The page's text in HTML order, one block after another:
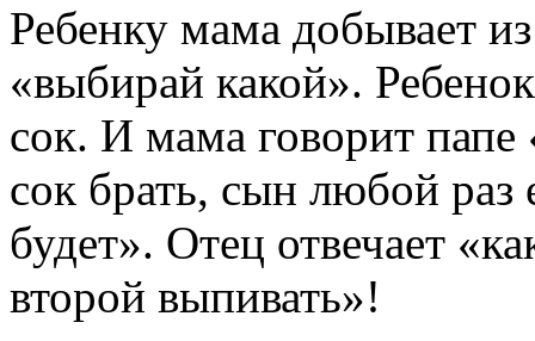
Ребенку мама добывает
«выбирай какой».
сок. И мама говорит
сок брать, сын любой раз
будет». Отец отвечает
второй выпивать»!